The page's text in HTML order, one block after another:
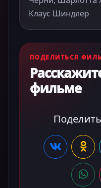
Клаус Шиндлер
ПОДЕЛИТЬСЯ
фильме